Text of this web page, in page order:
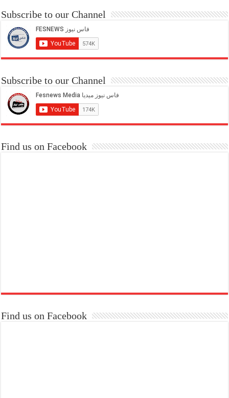
Subscribe to our Channel
Subscribe to our Channel
Find us on Facebook
Find us on Facebook